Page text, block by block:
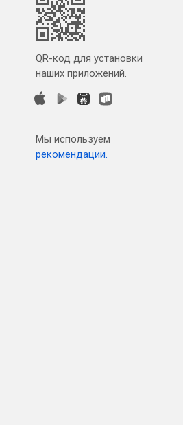
QR-код для установки
наших приложений.
Мы используем
рекомендации.